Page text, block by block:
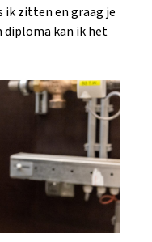
ik zitten en graag je
kan ik het